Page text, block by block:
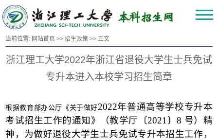
当前位置: 网站首页 >>招生政策 >> 正文
浙江理工大学2022年浙江省退役大学生士兵免试
专升本进入本校学习招生简章
根据教育部办公厅《关于做好2022年普通高等学校专升本
考试招生工作的通知》（教学厅〔2021〕8 号）精
神，为做好退役大学生士兵免试专升本招生工作，